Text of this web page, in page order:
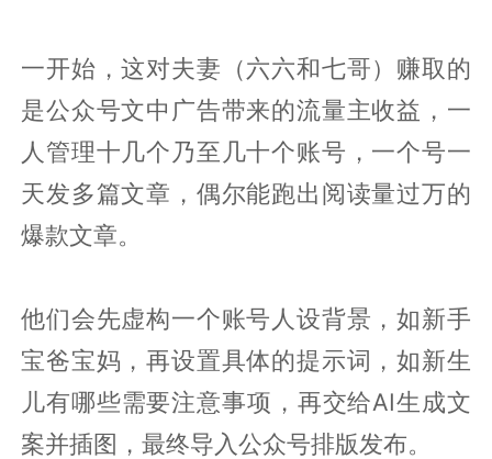
一开始，这对夫妻（六六和七哥）赚取的
是公众号文中广告带来的流量主收益，一
人管理十几个乃至几十个账号，一个号一
天发多篇文章，偶尔能跑出阅读量过万的
爆款文章。
他们会先虚构一个账号人设背景，如新手
宝爸宝妈，再设置具体的提示词，如新生
儿有哪些需要注意事项，再交给AI生成文
案并插图，最终导入公众号排版发布。